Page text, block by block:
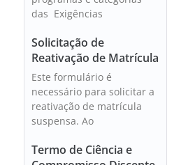
das Exigências
Solicitação de
Reativação de Matrícula
Este formulário é
necessário para solicitar a
reativação de matrícula
suspensa. Ao
Termo de Ciência e